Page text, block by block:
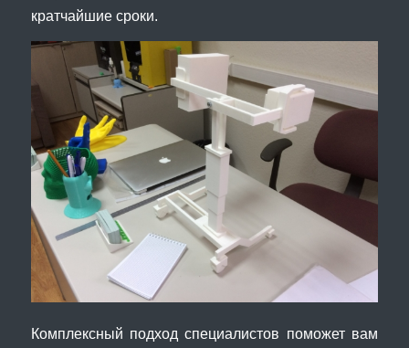
кратчайшие сроки.
Комплексный подход специалистов поможет вам